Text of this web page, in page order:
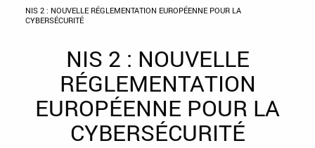
NIS 2 : NOUVELLE RÉGLEMENTATION EUROPÉENNE POUR LA
CYBERSÉCURITÉ
NIS 2 : NOUVELLE
RÉGLEMENTATION
EUROPÉENNE POUR LA
CYBERSÉCURITÉ